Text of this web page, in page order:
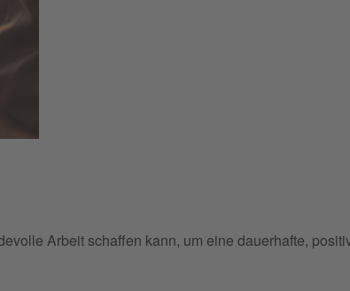
Arbeit schaffen kann, um eine dauerhafte,